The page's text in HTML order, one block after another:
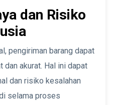
dan Risiko
pengiriman barang dapat
akurat. Hal ini dapat
dan risiko kesalahan
selama proses